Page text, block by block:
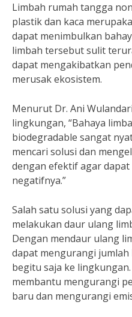
Limbah rumah tangga
plastik dan kaca
dapat menimbulkan
limbah tersebut sulit
dapat mengakibatkan
merusak ekosistem.
Menurut Dr. Ani
lingkungan, “Bahaya
biodegradable sangat
mencari solusi dan
dengan efektif agar
negatifnya.”
Salah satu solusi yang
melakukan daur ulang
Dengan mendaur ulang
dapat mengurangi
begitu saja ke
membantu mengurangi
baru dan mengurangi